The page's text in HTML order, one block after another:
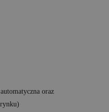
oraz